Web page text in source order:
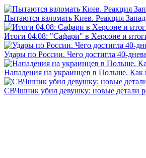
Пытаются взломать Киев. Реакция
Итоги 04.08: "Сафари" в Херсоне и
Удары по России. Чего достигла 40-
Нападения на украинцев в Польше. Как
СВЧшник убил девушку: новые детали